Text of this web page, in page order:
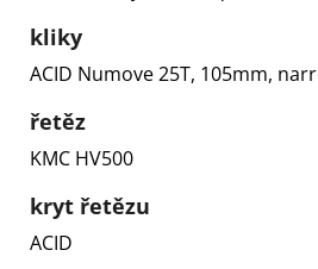
kliky
ACID Numove 25T, 105mm,
řetěz
KMC HV500
kryt řetězu
ACID